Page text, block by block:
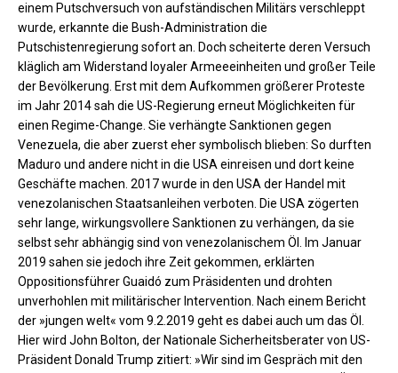
einem Putschversuch von aufständischen Militärs verschleppt
wurde, erkannte die Bush-Administration die
Putschistenregierung sofort an. Doch scheiterte deren Versuch
kläglich am Widerstand loyaler Armeeeinheiten und großer Teile
der Bevölkerung. Erst mit dem Aufkommen größerer Proteste
im Jahr 2014 sah die US-Regierung erneut Möglichkeiten für
einen Regime-Change. Sie verhängte Sanktionen gegen
Venezuela, die aber zuerst eher symbolisch blieben: So durften
Maduro und andere nicht in die USA einreisen und dort keine
Geschäfte machen. 2017 wurde in den USA der Handel mit
venezolanischen Staatsanleihen verboten. Die USA zögerten
sehr lange, wirkungsvollere Sanktionen zu verhängen, da sie
selbst sehr abhängig sind von venezolanischem Öl. Im Januar
2019 sahen sie jedoch ihre Zeit gekommen, erklärten
Oppositionsführer Guaidó zum Präsidenten und drohten
unverhohlen mit militärischer Intervention. Nach einem Bericht
der »jungen welt« vom 9.2.2019 geht es dabei auch um das Öl.
Hier wird John Bolton, der Nationale Sicherheitsberater von US-
Präsident Donald Trump zitiert: »Wir sind im Gespräch mit den